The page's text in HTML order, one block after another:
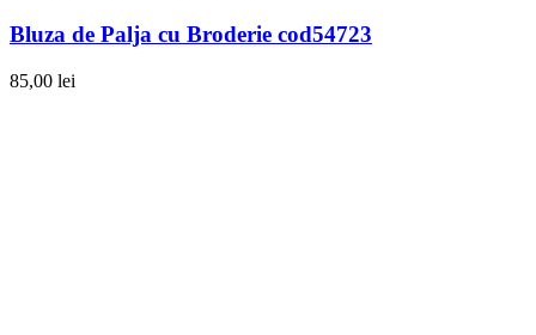
Bluza de Palja cu Broderie cod54723
85,00 lei